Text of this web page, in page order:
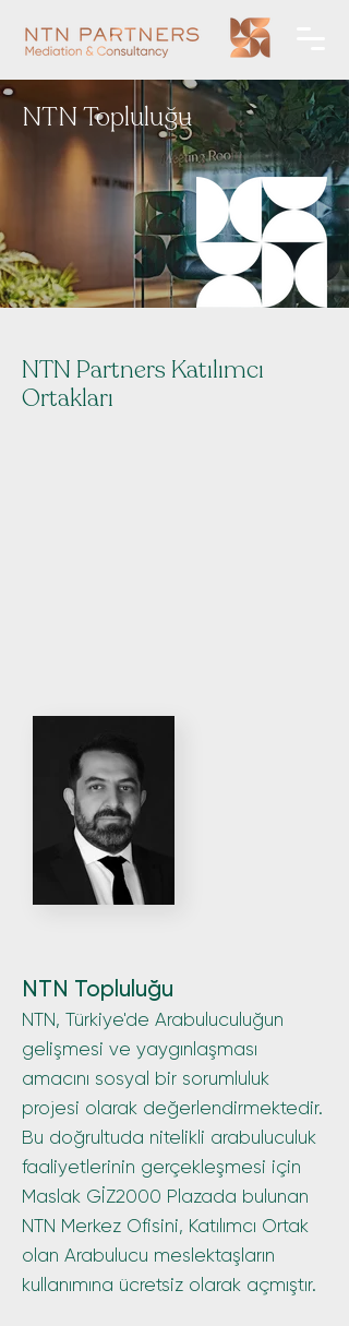
NTN Topluluğu
NTN Partners Katılımcı
Ortakları
NTN Topluluğu
NTN, Türkiye'de Arabuluculuğun
gelişmesi ve yaygınlaşması
amacını sosyal bir sorumluluk
projesi olarak değerlendirmektedir.
Bu doğrultuda nitelikli arabuluculuk
faaliyetlerinin gerçekleşmesi için
Maslak GİZ2000 Plazada bulunan
NTN Merkez Ofisini, Katılımcı Ortak
olan Arabulucu meslektaşların
kullanımına ücretsiz olarak açmıştır.